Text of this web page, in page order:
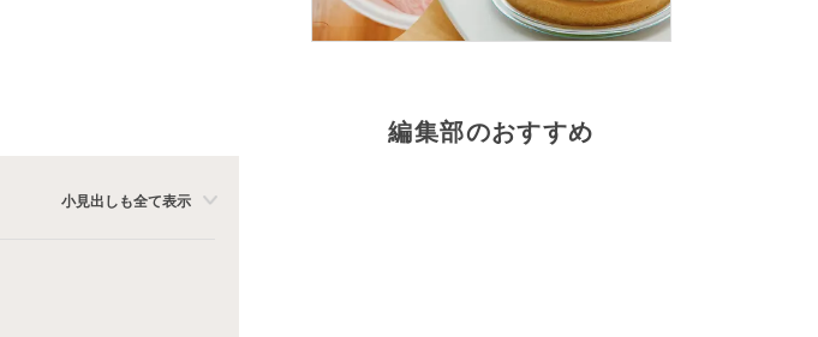
小見出しも全て表示
編集部のおすすめ